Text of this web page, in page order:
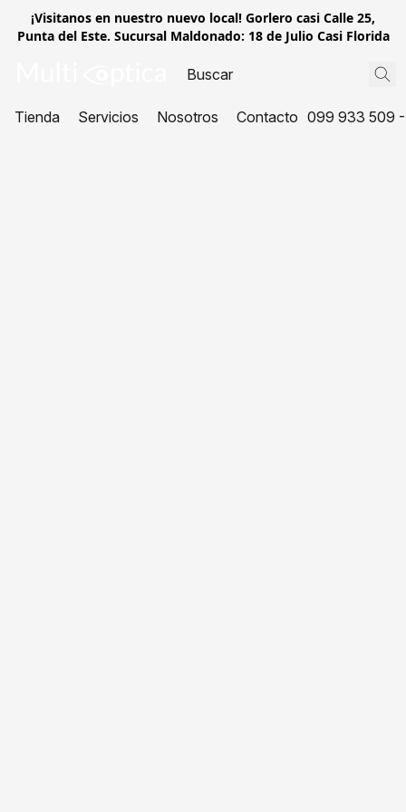
¡Visitanos en nuestro nuevo local! Gorlero casi Calle 25,
Punta del Este. Sucursal Maldonado: 18 de Julio Casi Florida
Tienda Servicios Nosotros Contacto 099 933 509